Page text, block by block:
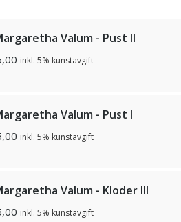
Valum - Pust II
inkl. 5% kunstavgift
Valum - Pust I
inkl. 5% kunstavgift
Valum - Kloder III
inkl. 5% kunstavgift